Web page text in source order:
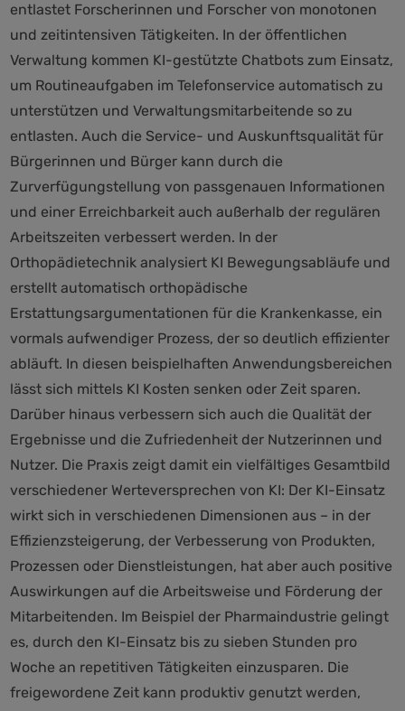
entlastet Forscherinnen und Forscher von monotonen
und zeitintensiven Tätigkeiten. In der öffentlichen
Verwaltung kommen KI-gestützte Chatbots zum Einsatz,
um Routineaufgaben im Telefonservice automatisch zu
unterstützen und Verwaltungsmitarbeitende so zu
entlasten. Auch die Service- und Auskunftsqualität für
Bürgerinnen und Bürger kann durch die
Zurverfügungstellung von passgenauen Informationen
und einer Erreichbarkeit auch außerhalb der regulären
Arbeitszeiten verbessert werden. In der
Orthopädietechnik analysiert KI Bewegungsabläufe und
erstellt automatisch orthopädische
Erstattungsargumentationen für die Krankenkasse, ein
vormals aufwendiger Prozess, der so deutlich effizienter
abläuft. In diesen beispielhaften Anwendungsbereichen
lässt sich mittels KI Kosten senken oder Zeit sparen.
Darüber hinaus verbessern sich auch die Qualität der
Ergebnisse und die Zufriedenheit der Nutzerinnen und
Nutzer. Die Praxis zeigt damit ein vielfältiges Gesamtbild
verschiedener Werteversprechen von KI: Der KI-Einsatz
wirkt sich in verschiedenen Dimensionen aus – in der
Effizienzsteigerung, der Verbesserung von Produkten,
Prozessen oder Dienstleistungen, hat aber auch positive
Auswirkungen auf die Arbeitsweise und Förderung der
Mitarbeitenden. Im Beispiel der Pharmaindustrie gelingt
es, durch den KI-Einsatz bis zu sieben Stunden pro
Woche an repetitiven Tätigkeiten einzusparen. Die
freigewordene Zeit kann produktiv genutzt werden,